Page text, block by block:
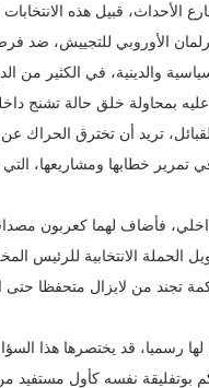
الأحداث، قبيل هذه
الأوروبي للتجييش، ضد
بمحاولة خلق حالة تشنج
تريد أن تخترق
خطابها ومشاريعها،
فأضاف لهما كعربون
الحملة الانتخابية
تجند من لايزال متحفظا حتى
رسميا، قد يختصرها هذا
بوتفليقة نفسه كأول مستفيد